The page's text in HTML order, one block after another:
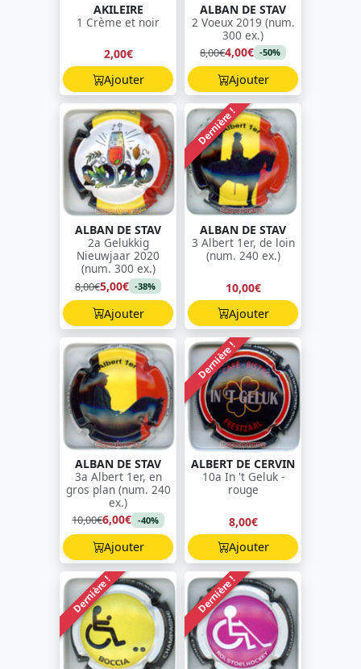
AKILEIRE
1 Crème et noir
2,00€
Ajouter
ALBAN DE STAV
2 Voeux 2019 (num.
300 ex.)
8,00€4,00€ -50%
Ajouter
ALBAN DE STAV
2a Gelukkig
Nieuwjaar 2020
(num. 300 ex.)
8,00€5,00€ -38%
Ajouter
Dernière !
ALBAN DE STAV
3 Albert 1er, de loin
(num. 240 ex.)
10,00€
Ajouter
ALBAN DE STAV
3a Albert 1er, en
gros plan (num. 240
ex.)
10,00€6,00€ -40%
Ajouter
Dernière !
ALBERT DE CERVIN
10a In 't Geluk -
rouge
8,00€
Ajouter
Dernière ! Dernière !